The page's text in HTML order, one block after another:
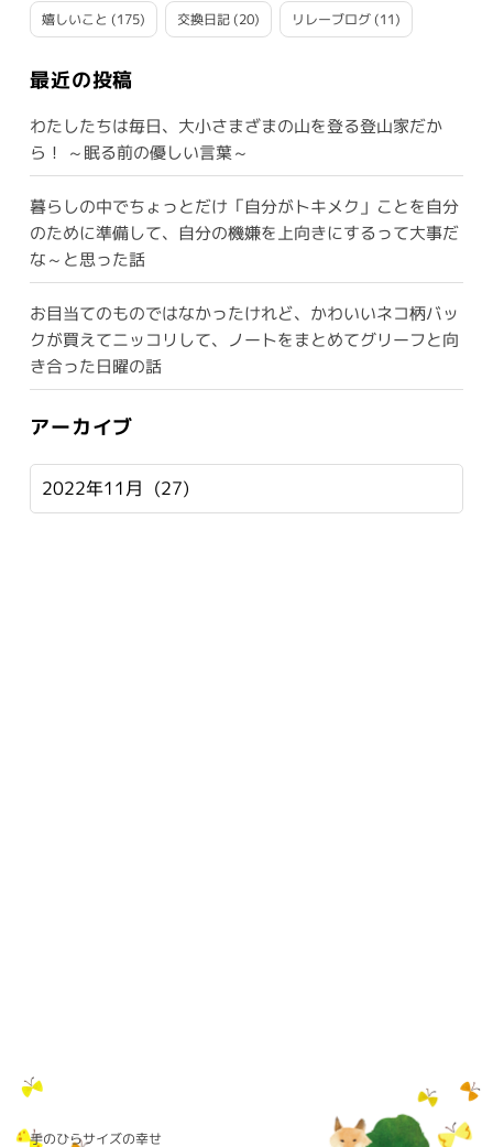
嬉しいこと (175) 交換日記(20) リレーブログ(11)
最近の投稿
わたしたちは毎日、大小さまざまの山を登る登山家だか
ら！ ～眠る前の優しい言葉～
暮らしの中でちょっとだけ「自分がトキメク」ことを自分
のために準備して、自分の機嫌を上向きにするって大事だ
な～と思った話
お目当てのものではなかったけれど、かわいいネコ柄バッ
クが買えてニッコリして、ノートをまとめてグリーフと向
き合った日曜の話
アーカイブ
手のひらサイズの幸せ